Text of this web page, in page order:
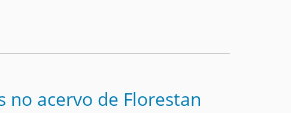
no acervo de Florestan